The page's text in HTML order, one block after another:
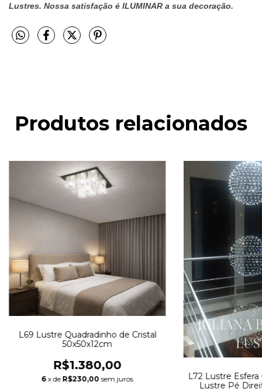
Lustres. Nossa satisfação é ILUMINAR a sua decoração.
Produtos relacionados
L69 Lustre Quadradinho de Cristal
50x50x12cm
R$1.380,00
6 x de R$230,00 sem juros
L72 Lustre
Lustre Pé